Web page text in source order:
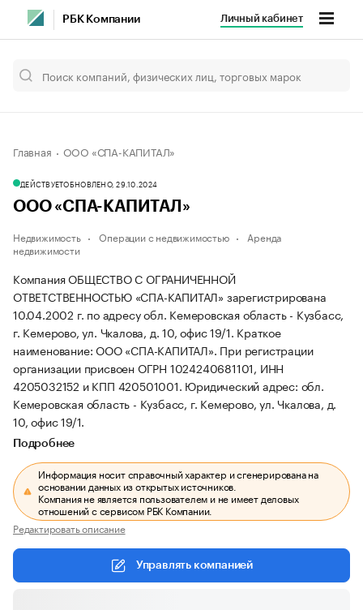
РБК Компании Личный кабинет
Главная ООО «СПА-КАПИТАЛ»
ДЕЙСТВУЕТОБНОВЛЕНО, 29.10.2024
ООО «СПА-КАПИТАЛ»
Недвижимость Операции с недвижимостью
Аренда
недвижимости
Компания ОБЩЕСТВО С ОГРАНИЧЕННОЙ
ОТВЕТСТВЕННОСТЬЮ «СПА-КАПИТАЛ» зарегистрирована
10.04.2002 г. по адресу обл. Кемеровская область - Кузбасс,
г. Кемерово, ул. Чкалова, д. 10, офис 19/1. Краткое
наименование: ООО «СПА-КАПИТАЛ». При регистрации
организации присвоен ОГРН 1024240681101, ИНН
4205032152 и КПП 420501001. Юридический адрес: обл.
Кемеровская область - Кузбасс, г. Кемерово, ул. Чкалова, д.
10, офис 19/1.
Подробнее
Информация носит справочный характер и сгенерирована на
основании данных из открытых источников.
Компания не является пользователем и не имеет деловых
отношений с сервисом РБК Компании.
Редактировать описание
Управлять компанией